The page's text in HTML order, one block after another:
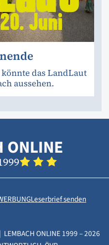
das LandLaut
aussehen.
ONLINE
Leserbrief senden
ONLINE 1999 – 2026